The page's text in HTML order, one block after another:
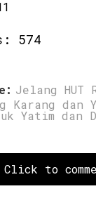
574
Jelang HUT
Karang dan
Yatim dan
Click to